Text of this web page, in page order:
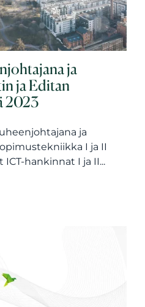
ja
ja Editan
2023
ja
I ja II
hankinnat I ja II...